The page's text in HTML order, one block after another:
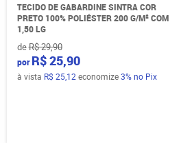
TECIDO DE GABARDINE SINTRA COR
PRETO 100% POLIÉSTER 200 G/M² COM
1,50 LG
deR$ 29,90
por R$ 25,90
à vista R$ 25,12 economize3% no Pix